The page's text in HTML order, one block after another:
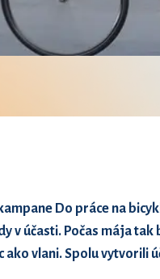
Do práce na
účasti. Počas mája tak
ako vlani. Spolu vytvorili